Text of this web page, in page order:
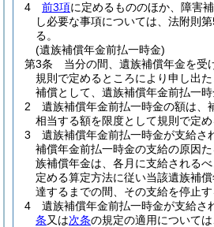
4
前3項に定めるもののほか、障害
し必要な事項については、法附則
る。
(遺族補償年金前払一時金)
第3条
当分の間、遺族補償年金を受
規則で定めるところにより申し出た
補償として、遺族補償年金前払一時
2
遺族補償年金前払一時金の額は、
相当する額を限度として規則で定め
3
遺族補償年金前払一時金が支給さ
補償年金前払一時金の支給の原因
族補償年金は、各月に支給される
定める算定方法に従い当該遺族補
達するまでの間、その支給を停止す
4
遺族補償年金前払一時金が支給さ
条又は次条の規定の適用については